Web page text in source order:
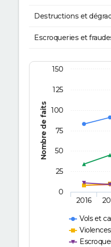
Destructions et
Escroqueries et
Nombre de faits
Vols et
2016
0
25
50
75
100
125
150